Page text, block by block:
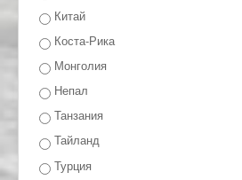
Китай
Коста-Рика
Монголия
Непал
Танзания
Тайланд
Турция